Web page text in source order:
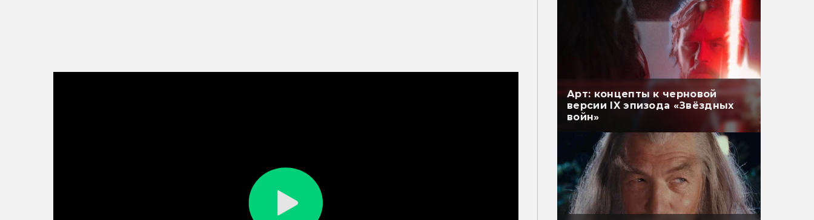
Арт: концепты к черновой
версии IX эпизода «Звёздных
войн»